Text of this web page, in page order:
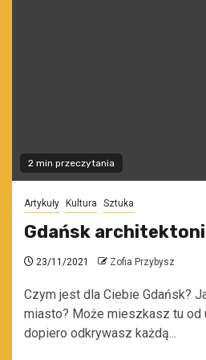
2 min przeczytania
Artykuły Kultura Sztuka
Gdańsk
23/11/2021 Zofia Przybysz
Czym jest dla Ciebie Gdańsk?
miasto? Może mieszkasz tu od
dopiero odkrywasz każdą...